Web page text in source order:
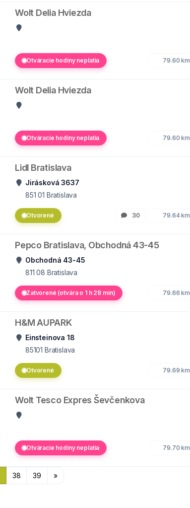
Wolt Delia Hviezda
Otváracie hodiny neplatia 79.60 km
Wolt Delia Hviezda
Otváracie hodiny neplatia 79.60 km
Lidl Bratislava
Jirásková 3637
851 01 Bratislava
Otvorené 30 79.64 km
Pepco Bratislava, Obchodná 43-45
Obchodná 43-45
811 08 Bratislava
Zatvorené (otvára o 1 h 28 min) 79.66 km
H&M AUPARK
Einsteinova 18
85101 Bratislava
Otvorené 79.69 km
Wolt Tesco Expres Ševčenkova
Otváracie hodiny neplatia 79.70 km
38 39 »